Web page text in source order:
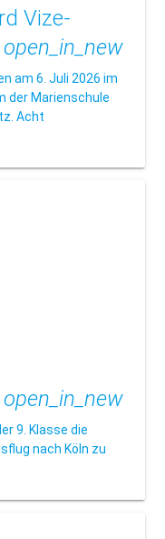
Vize-
open_in_new
am 6. Juli 2026 im
der Marienschule
Acht
open_in_new
9. Klasse die
nach Köln zu